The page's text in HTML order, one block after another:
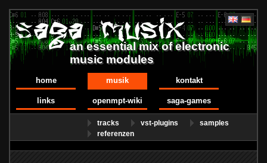
an essential mix of electronic
music modules
home musik kontakt
links openmpt-wiki saga-games
tracks vst-plugins
samples
referenzen